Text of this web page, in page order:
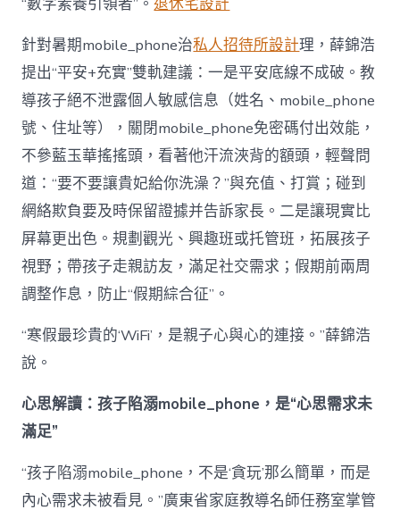
針對暑期mobile_phone治私人招待所設計理，薛錦浩
提出“平安+充實”雙軌建議：一是平安底線不成破。教
導孩子絕不泄露個人敏感信息（姓名、mobile_phone
號、住址等），關閉mobile_phone免密碼付出效能，
不參藍玉華搖搖頭，看著他汗流浹背的額頭，輕聲問
道：“要不要讓貴妃給你洗澡？”與充值、打賞；碰到
網絡欺負要及時保留證據并告訴家長。二是讓現實比
屏幕更出色。規劃觀光、興趣班或托管班，拓展孩子
視野；帶孩子走親訪友，滿足社交需求；假期前兩周
調整作息，防止“假期綜合征”。
“寒假最珍貴的‘WiFi’，是親子心與心的連接。”薛錦浩
說。
心思解讀：孩子陷溺mobile_phone，是“心思需求未
滿足”
“孩子陷溺mobile_phone，不是‘貪玩’那么簡單，而是
內心需求未被看見。”廣東省家庭教導名師任務室掌管